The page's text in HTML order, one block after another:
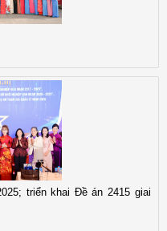
triển khai Đề án 2415 giai